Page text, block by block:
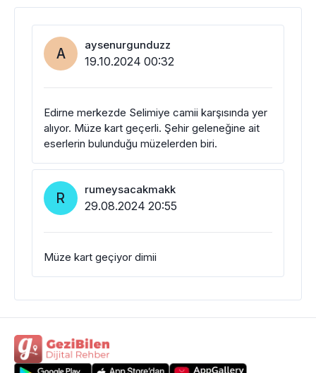
A aysenurgunduzz
19.10.2024 00:32
Edirne merkezde Selimiye camii karşısında yer
alıyor. Müze kart geçerli. Şehir geleneğine ait
eserlerin bulunduğu müzelerden biri.
R rumeysacakmakk
29.08.2024 20:55
Müze kart geçiyor dimii